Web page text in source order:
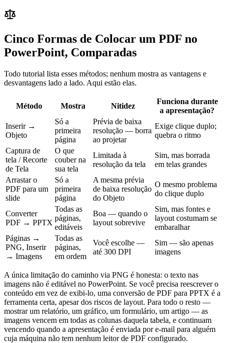
Cinco Formas de Colocar um PDF no
PowerPoint, Comparadas
Todo tutorial lista esses métodos; nenhum mostra as vantagens e
desvantagens lado a lado. Aqui estão elas.
Método Mostra Nitidez
Funciona durante
a apresentação?
Inserir →
Objeto
Só a
primeira
página
Prévia de baixa
resolução — borra
ao projetar
Exige clique duplo;
quebra o ritmo
Captura de
tela / Recorte
de Tela
O que
couber na
sua tela
Limitada à
resolução da tela
Sim, mas borrada
em telas grandes
Arrastar o
PDF para um
slide
Só a
primeira
página
A mesma prévia
de baixa resolução
do Objeto
O mesmo problema
do clique duplo
Converter
PDF → PPTX
Todas as
páginas,
editáveis
Boa — quando o
layout sobrevive
Sim, mas fontes e
layout costumam se
embaralhar
Páginas →
PNG, Inserir
→ Imagens
Todas as
páginas,
em ordem
Você escolhe —
até 300 DPI
Sim — são apenas
imagens
A única limitação do caminho via PNG é honesta: o texto nas
imagens não é editável no PowerPoint. Se você precisa reescrever o
conteúdo em vez de exibi-lo, uma conversão de PDF para PPTX é a
ferramenta certa, apesar dos riscos de layout. Para todo o resto —
mostrar um relatório, um gráfico, um formulário, um artigo — as
imagens vencem em todas as colunas daquela tabela, e continuam
vencendo quando a apresentação é enviada por e-mail para alguém
cuja máquina não tem nenhum leitor de PDF configurado.